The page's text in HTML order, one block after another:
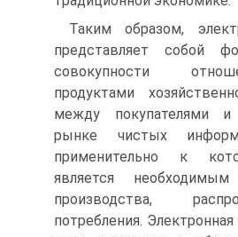
Таким образом,
представляет собой
совокупности
продуктами
между покупателями
рынке чистых
применительно к
является
производства,
потребления.